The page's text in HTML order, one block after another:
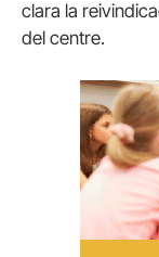
clara la
del centre.